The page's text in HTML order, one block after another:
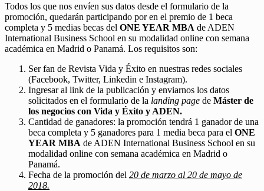
Todos los que nos envíen sus datos desde el formulario de la
promoción, quedarán participando por en el premio de 1 beca
completa y 5 medias becas del ONE YEAR MBA de ADEN
International Business School en su modalidad online con semana
académica en Madrid o Panamá. Los requisitos son:
Ser fan de Revista Vida y Éxito en nuestras redes sociales
(Facebook, Twitter, Linkedin e Instagram).
Ingresar al link de la publicación y enviarnos los datos
solicitados en el formulario de la landing page de Máster de
los negocios con Vida y Éxito y ADEN.
Cantidad de ganadores: la promoción tendrá 1 ganador de una
beca completa y 5 ganadores para 1 media beca para el ONE
YEAR MBA de ADEN International Business School en su
modalidad online con semana académica en Madrid o
Panamá.
Fecha de la promoción del 20 de marzo al 20 de mayo de
2018.